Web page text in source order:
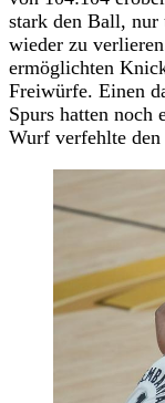
stark den Ball, nur
wieder zu
ermöglichten
Freiwürfe. Einen
Spurs hatten noch
Wurf verfehlte